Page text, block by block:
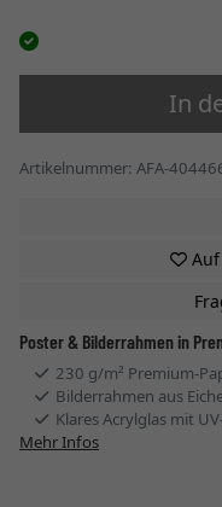
In
Artikelnummer: AFA-
Poster & Bilderrahmen in
230 g/m² Premium-
Bilderrahmen aus
Klares Acrylglas mit
Mehr Infos